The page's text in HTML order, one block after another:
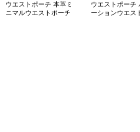
ウエストポーチ 本革ミ
ニマルウエストポーチ
ウエストポーチ
ーションウエス